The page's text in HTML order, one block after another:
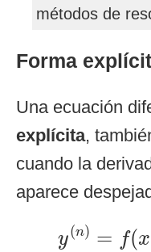
métodos de
Forma
Una ecuación
explícita,
cuando la
aparece
y(n) = f(x
y =f(